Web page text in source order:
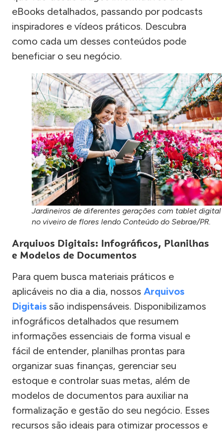
eBooks detalhados, passando por podcasts
inspiradores e vídeos práticos. Descubra
como cada um desses conteúdos pode
beneficiar o seu negócio.
Jardineiros de diferentes gerações com tablet digital
no viveiro de flores lendo Conteúdo do Sebrae/PR.
Arquivos Digitais: Infográficos, Planilhas
e Modelos de Documentos
Para quem busca materiais práticos e
aplicáveis no dia a dia, nossos Arquivos
Digitais são indispensáveis. Disponibilizamos
infográficos detalhados que resumem
informações essenciais de forma visual e
fácil de entender, planilhas prontas para
organizar suas finanças, gerenciar seu
estoque e controlar suas metas, além de
modelos de documentos para auxiliar na
formalização e gestão do seu negócio. Esses
recursos são ideais para otimizar processos e